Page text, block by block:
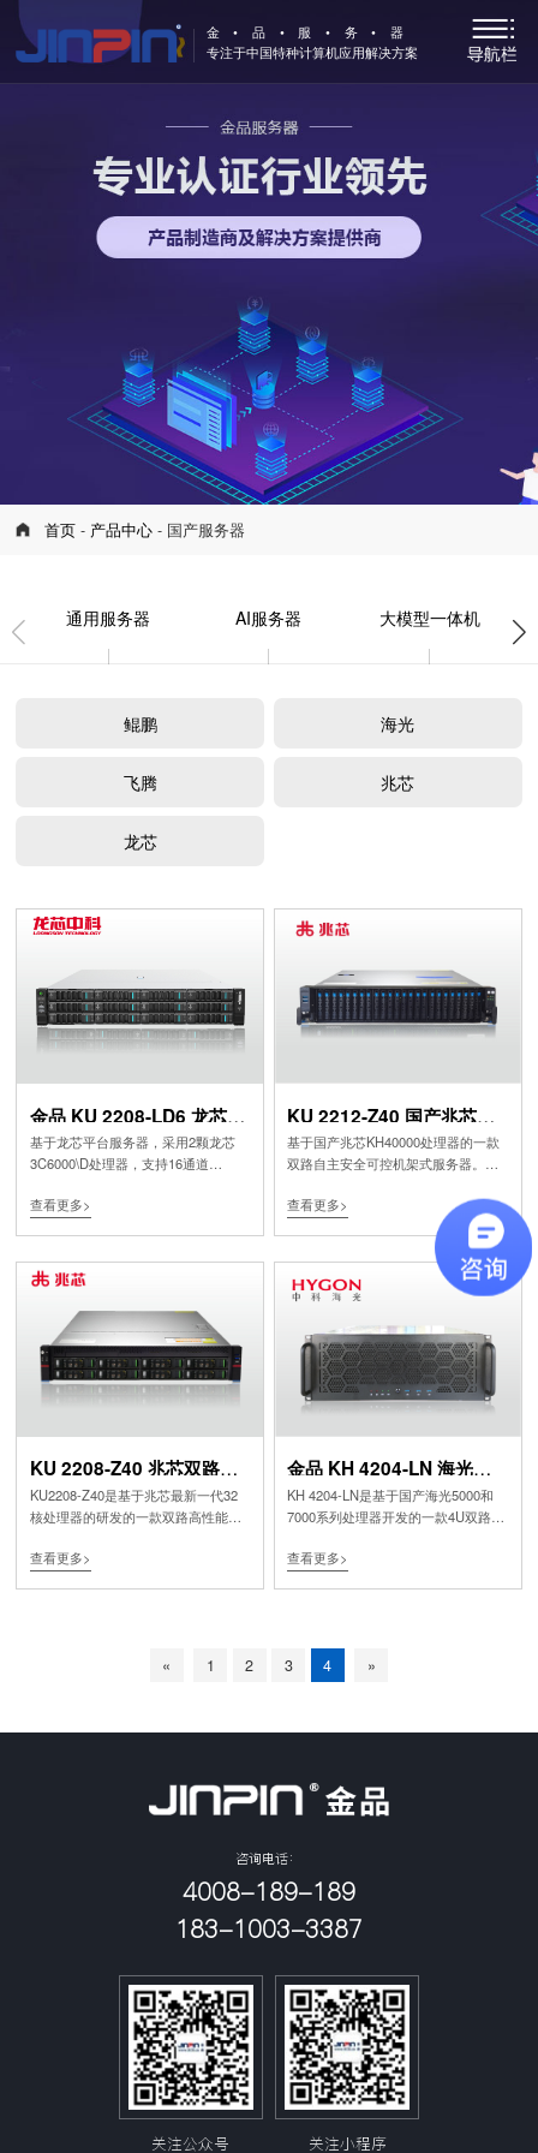
金•品•服•务•器
专注于中国特种计算机应用解决方案
首页 - 产品中心- 国产服务器
通用服务器 AI服务器 大模型一体机
鲲鹏 海光
飞腾 兆芯
龙芯
金品 KU 2208-LD6 龙芯双
路服务器
基于龙芯平台服务器，采用2颗龙芯
3C6000\D处理器，支持16通道
PCIe4.0插槽和28个硬盘插槽，实现灵
用户提供更高的能效回报。可以解决
计算密集型应用、AI训练、推理和视
频视觉处理、动态工作负载、高密度
数据中心的工作负载等各种业务负
载。
查看更多>
KU 2212-Z40 国产兆芯服
务器
基于国产兆芯KH40000处理器的一款
双路自主安全可控机架式服务器。兆
处理器，采用全新的“永丰”自主内核
微架构，支持全新自主互连技术ZPI
3.0，单颗处理器集成最高32核心，
KH-40000系列服务器处理器支持安全
启动技术、国密算法，以及国标可信
查看更多>
KU 2208-Z40 兆芯双路服
务器
KU2208-Z40是基于兆芯最新一代32
核处理器的研发的一款双路高性能服
配有16个DDR4内存插槽，支持全新
性、可用性、可服务性以及运营维护
数据库备份、高性能存储，以及超融
查看更多>
金品 KH 4204-LN 海光双
路服务器
KH 4204-LN是基于国产海光5000和
7000系列处理器开发的一款4U双路机
C86架构产品，面向信息安全，自主
提供良好的生态应用环境，提供领先
的计算性能、访存带宽和IO扩展能
信需求。该产品适用于政企办公、数
查看更多>
« 1 2 3 4 »
咨询电话：
4008-189-189
183-1003-3387
关注公众号 关注小程序